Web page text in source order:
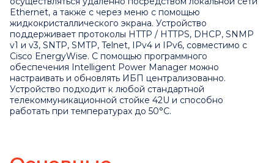
Ethernet, а также с через меню с помощью
жидкокристаллического экрана. Устройство
поддерживает протоколы HTTP / HTTPS, DHCP, SNMP
v1 и v3, SNTP, SMTP, Telnet, IPv4 и IPv6, совместимо с
Cisco EnergyWise. С помощью программного
обеспечения Intelligent Power Manager можно
настраивать и обновлять ИБП централизованно.
Устройство подходит к любой стандартной
телекоммуникационной стойке 42U и способно
работать при температурах до 50°C.